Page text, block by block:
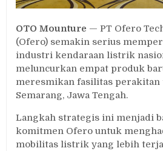
OTO Mounture — PT Ofero
(Ofero) semakin serius
industri kendaraan listrik
meluncurkan empat produk
meresmikan fasilitas
Semarang, Jawa Tengah.
Langkah strategis ini menjadi
komitmen Ofero untuk
mobilitas listrik yang lebih